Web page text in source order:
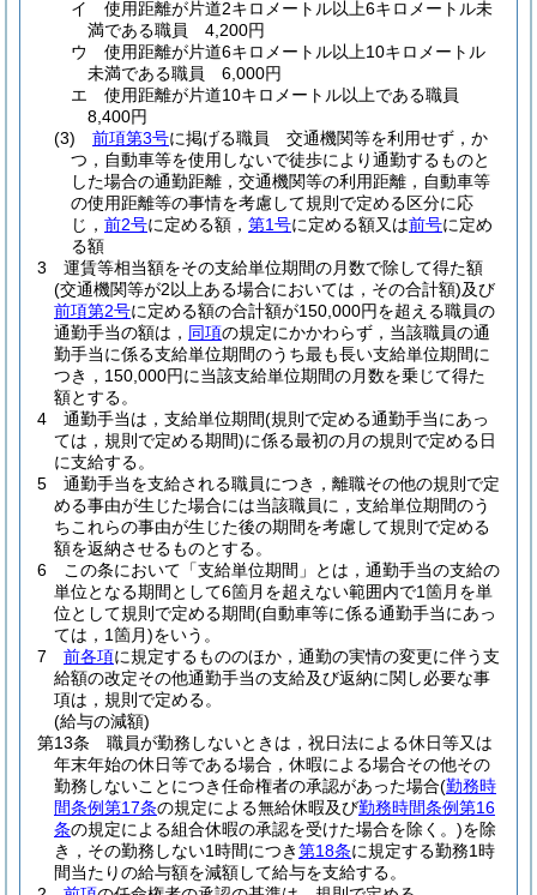
イ
使用距離が片道2キロメートル以上6キロメートル未
満である職員 4,200円
ウ
使用距離が片道6キロメートル以上10キロメートル
未満である職員 6,000円
エ
使用距離が片道10キロメートル以上である職員
8,400円
(3)
前項第3号に掲げる職員 交通機関等を利用せず，か
つ，自動車等を使用しないで徒歩により通勤するものと
した場合の通勤距離，交通機関等の利用距離，自動車等
の使用距離等の事情を考慮して規則で定める区分に応
じ， 前2号に定める額， 第1号に定める額又は前号に定め
る額
3
運賃等相当額をその支給単位期間の月数で除して得た額
(交通機関等が2以上ある場合においては，その合計額)及び
前項第2号に定める額の合計額が150,000円を超える職員の
通勤手当の額は， 同項の規定にかかわらず，当該職員の通
勤手当に係る支給単位期間のうち最も長い支給単位期間に
つき，150,000円に当該支給単位期間の月数を乗じて得た
額とする。
4
通勤手当は，支給単位期間(規則で定める通勤手当にあっ
ては，規則で定める期間)に係る最初の月の規則で定める日
に支給する。
5
通勤手当を支給される職員につき，離職その他の規則で定
める事由が生じた場合には当該職員に，支給単位期間のう
ちこれらの事由が生じた後の期間を考慮して規則で定める
額を返納させるものとする。
6
この条において「支給単位期間」とは，通勤手当の支給の
単位となる期間として6箇月を超えない範囲内で1箇月を単
位として規則で定める期間(自動車等に係る通勤手当にあっ
ては，1箇月)をいう。
7
前各項に規定するもののほか，通勤の実情の変更に伴う支
給額の改定その他通勤手当の支給及び返納に関し必要な事
項は，規則で定める。
(給与の減額)
第13条
職員が勤務しないときは，祝日法による休日等又は
年末年始の休日等である場合，休暇による場合その他その
勤務しないことにつき任命権者の承認があった場合(勤務時
間条例第17条の規定による無給休暇及び勤務時間条例第16
条の規定による組合休暇の承認を受けた場合を除く。)を除
き，その勤務しない1時間につき第18条に規定する勤務1時
間当たりの給与額を減額して給与を支給する。